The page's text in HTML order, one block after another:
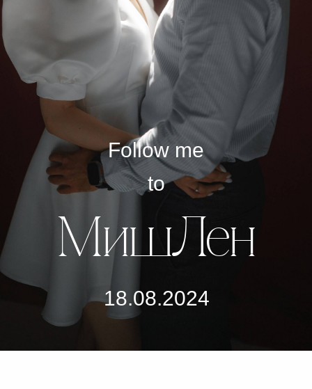
МишЛен
Follow me
to
18.08.2024